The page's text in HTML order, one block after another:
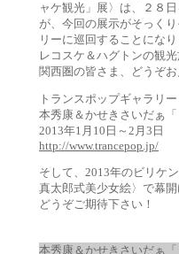
ャケ観光」展〉は、２８
が、今回の展示がそっく
リーに巡回することにな
レコスケ＆ハグトンの観
関西圏の皆さま、どうぞ
トランスポップギャラリー
本秀康＆かせきさいだぁ
2013年1月10日～2月3日
http://www.trancepop.jp/
そして、2013年のビリケ
真太郎式美少女絵〉で幕
どうぞご期待下さい！
本秀康＆かせきさいだぁ